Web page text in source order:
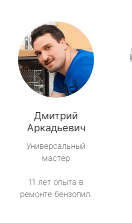
Дмитрий
Аркадьевич
Универсальный
мастер
11 лет опыта в
ремонте бензопил.